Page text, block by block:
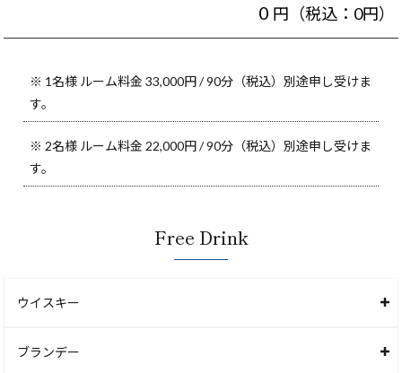
0 円（税込：0円）
※ 1名様 ルーム料金 33,000円 / 90分（税込）別途申し受けま
す。
※ 2名様 ルーム料金 22,000円 / 90分（税込）別途申し受けま
す。
Free Drink
ウイスキー
ブランデー